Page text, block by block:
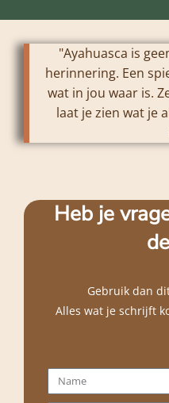
"Ayahuasca is
herinnering. Een
wat in jou waar is.
laat je zien wat je
Heb je
Gebruik dan
Alles wat je schrijft